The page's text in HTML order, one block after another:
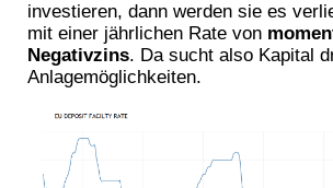
investieren, dann werden sie es
mit einer jährlichen Rate von
Negativzins. Da sucht also Kapital
Anlagemöglichkeiten.